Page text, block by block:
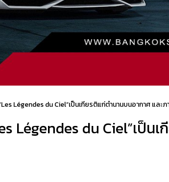
Légendes du Ciel”เป็นเกียรติแก่ตำนานบนอากาศ และ
Légendes du Ciel”เป็น